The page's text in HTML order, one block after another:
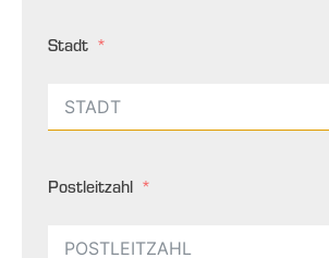
Stadt
Postleitzahl